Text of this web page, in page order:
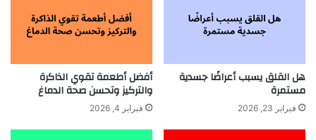
هل القلق يسبب أعراضًا جسدية
مستمرة
فبراير 23, 2026
أفضل أطعمة تقوي الذاكرة
والتركيز وتحسن صحة الدماغ
فبراير 4, 2026